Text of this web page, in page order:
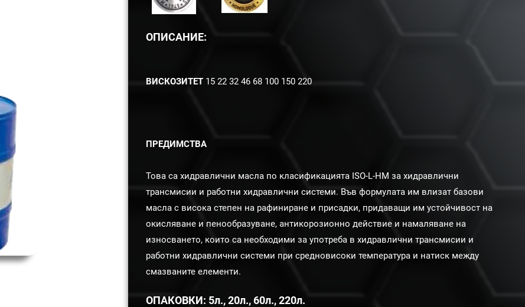
ОПИСАНИЕ:
ВИСКОЗИТЕТ 15 22 32 46 68 100 150 220
ПРЕДИМСТВА
Това са хидравлични масла по класификацията ISO-L-HM за хидравлични
трансмисии и работни хидравлични системи. Във формулата им влизат базови
масла с висока степен на рафиниране и присадки, придаващи им устойчивост на
окисляване и пенообразуване, антикорозионно действие и намаляване на
износването, които са необходими за употреба в хидравлични трансмисии и
работни хидравлични системи при средновисоки температура и натиск между
смазваните елементи.
ОПАКОВКИ: 5л., 20л., 60л., 220л.